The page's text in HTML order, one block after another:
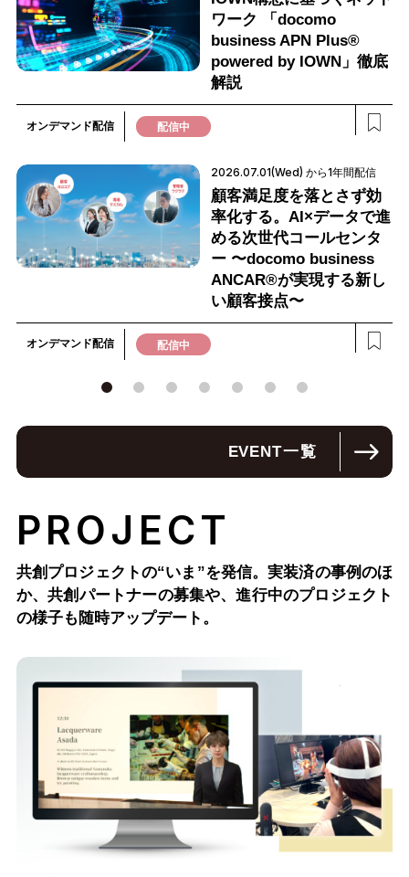
ワーク 「docomo
business APN Plus®
powered by IOWN」徹底
解説
オンデマンド配信 配信中
2026.07.01(Wed) から1年間配信
顧客満足度を落とさず効
率化する。AI×データで進
める次世代コールセンタ
ー 〜docomo business
ANCAR®が実現する新し
い顧客接点〜
オンデマンド配信 配信中
EVENT一覧
PROJECT
共創プロジェクトの“いま”を発信。実装済の事例のほ
か、共創パートナーの募集や、進行中のプロジェクト
の様子も随時アップデート。